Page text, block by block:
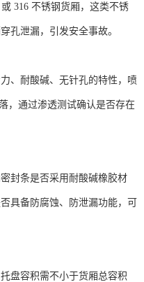
316 不锈钢货厢，这类不锈
孔泄漏，引发安全事故。​
、耐酸碱、无针孔的特性，喷
，通过渗透测试确认是否存在
封条是否采用耐酸碱橡胶材
具备防腐蚀、防泄漏功能，可
盘容积需不小于货厢总容积